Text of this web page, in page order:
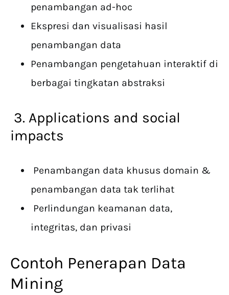
penambangan ad-hoc
Ekspresi dan visualisasi hasil
penambangan data
Penambangan pengetahuan interaktif di
berbagai tingkatan abstraksi
3. Applications and social
impacts
Penambangan data khusus domain &
penambangan data tak terlihat
Perlindungan keamanan data,
integritas, dan privasi
Contoh Penerapan Data
Mining